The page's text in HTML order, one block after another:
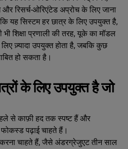
और रिसर्च-ओरिएंटेड अप्रोच के लिए जाना
यह सिस्टम हर छात्र के लिए उपयुक्त है,
भी शिक्षा प्रणाली की तरह, यूके का मॉडल
ज़्यादा उपयुक्त होता है, जबकि कुछ
हो सकता है।
के लिए उपयुक्त है जो
से काफ़ी हद तक स्पष्ट हैं और
पढ़ाई चाहते हैं।
चाहते हैं, जैसे अंडरग्रेजुएट तीन साल